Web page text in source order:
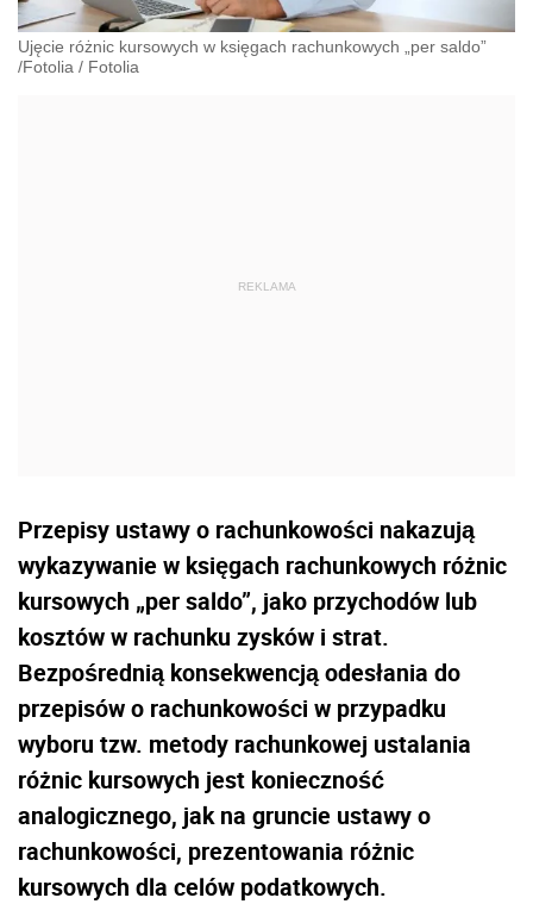
Ujęcie różnic kursowych w księgach rachunkowych „per saldo”
/Fotolia / Fotolia
Przepisy ustawy o rachunkowości nakazują
wykazywanie w księgach rachunkowych różnic
kursowych „per saldo”, jako przychodów lub
kosztów w rachunku zysków i strat.
Bezpośrednią konsekwencją odesłania do
przepisów o rachunkowości w przypadku
wyboru tzw. metody rachunkowej ustalania
różnic kursowych jest konieczność
analogicznego, jak na gruncie ustawy o
rachunkowości, prezentowania różnic
kursowych dla celów podatkowych.